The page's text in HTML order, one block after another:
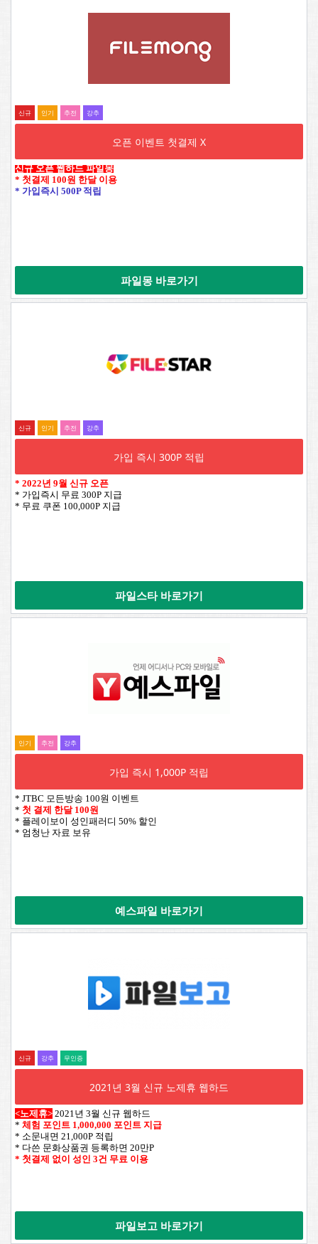
신규 인기 추전 강추
오픈 이벤트 첫결제 X
신규 오픈 웹하드 파일몽
* 첫결제 100원 한달 이용
* 가입즉시 500P 적립
파일몽 바로가기
신규 인기 추전 강추
가입 즉시 300P 적립
* 2022년 9월 신규 오픈
* 가입즉시 무료 300P 지급
* 무료 쿠폰 100,000P 지급
파일스타 바로가기
인기 추전 강추
가입 즉시 1,000P 적립
* JTBC 모든방송 100원 이벤트
* 첫 결제 한달 100원
* 플레이보이 성인패러디 50% 할인
* 엄청난 자료 보유
예스파일 바로가기
신규 강추 무인증
2021년 3월 신규 노제휴 웹하드
<노제휴> 2021년 3월 신규 웹하드
* 체험 포인트 1,000,000 포인트 지급
* 소문내면 21,000P 적립
* 다쓴 문화상품권 등록하면 20만P
* 첫결제 없이 성인 3건 무료 이용
파일보고 바로가기